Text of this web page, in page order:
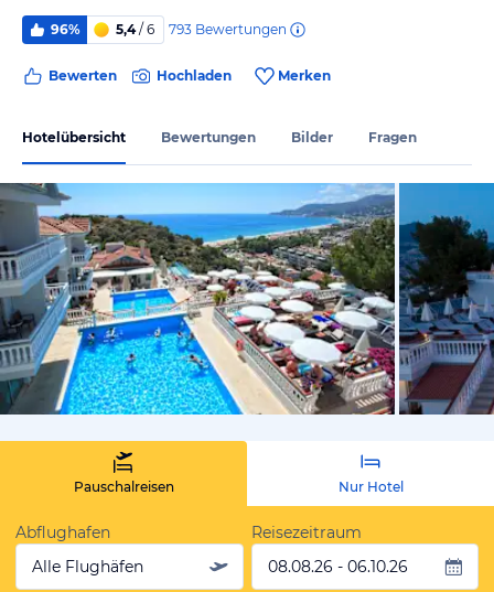
96% 5,4/ 6 793 Bewertungen
Bewerten Hochladen Merken
Hotelübersicht Bewertungen Bilder Fragen
vom
Pauschalreisen Nur Hotel
Abflughafen
Alle Flughäfen
Reisezeitraum
08.08.26 - 06.10.26